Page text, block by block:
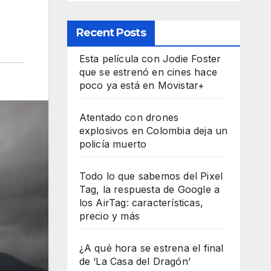
Recent Posts
Esta película con Jodie Foster
que se estrenó en cines hace
poco ya está en Movistar+
Atentado con drones
explosivos en Colombia deja un
policía muerto
Todo lo que sabemos del Pixel
Tag, la respuesta de Google a
los AirTag: características,
precio y más
¿A qué hora se estrena el final
de ‘La Casa del Dragón’